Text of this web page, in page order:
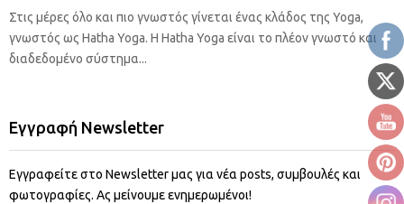
Στις μέρες όλο και πιο γνωστός γίνεται ένας κλάδος της Yoga,
γνωστός ως Hatha Yoga. Η Hatha Yoga είναι το πλέον γνωστό και
διαδεδομένο σύστημα...
Εγγραφή Newsletter
Εγγραφείτε στο Newsletter μας για νέα posts, συμβουλές και
φωτογραφίες. Ας μείνουμε ενημερωμένοι!